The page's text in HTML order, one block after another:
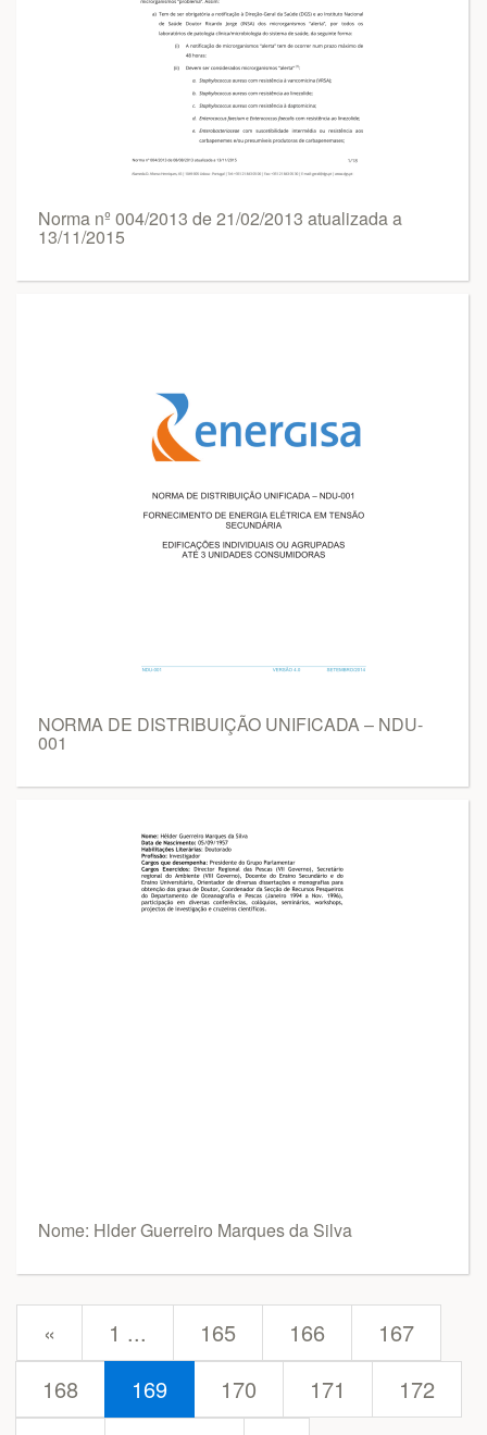
Norma nº 004/2013 de 21/02/2013 atualizada a
13/11/2015
NORMA DE DISTRIBUIÇÃO UNIFICADA – NDU-
001
Nome: Hlder Guerreiro Marques da Silva
« 1 ... 165 166
167
168
169 170 171
172